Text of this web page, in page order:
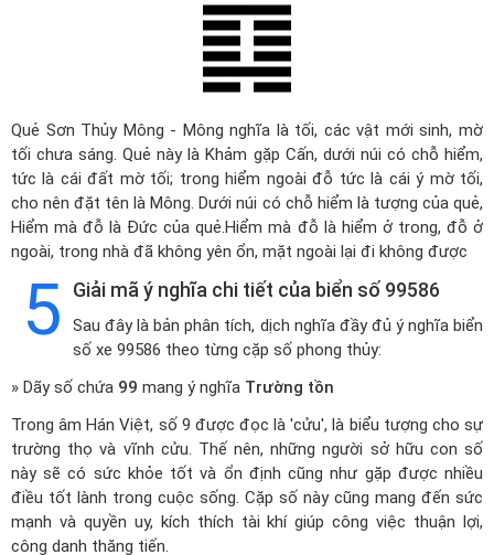
Quẻ Sơn Thủy Mông - Mông nghĩa là tối, các vật mới sinh, mờ
tối chưa sáng. Quẻ này là Khảm gặp Cấn, dưới núi có chỗ hiểm,
tức là cái đất mờ tối; trong hiểm ngoài đỗ tức là cái ý mờ tối,
cho nên đặt tên là Mông. Dưới núi có chỗ hiểm là tượng của quẻ,
Hiểm mà đỗ là Đức của quẻ.Hiểm mà đỗ là hiểm ở trong, đỗ ở
ngoài, trong nhà đã không yên ổn, mặt ngoài lại đi không được
5 Giải mã ý nghĩa chi tiết của biển số 99586
Sau đây là bản phân tích, dịch nghĩa đầy đủ ý nghĩa biển
số xe 99586 theo từng cặp số phong thủy:
» Dãy số chứa 99 mang ý nghĩa Trường tồn
Trong âm Hán Việt, số 9 được đọc là 'cửu', là biểu tượng cho sự
trường thọ và vĩnh cửu. Thế nên, những người sở hữu con số
này sẽ có sức khỏe tốt và ổn định cũng như gặp được nhiều
điều tốt lành trong cuộc sống. Cặp số này cũng mang đến sức
mạnh và quyền uy, kích thích tài khí giúp công việc thuận lợi,
công danh thăng tiến.